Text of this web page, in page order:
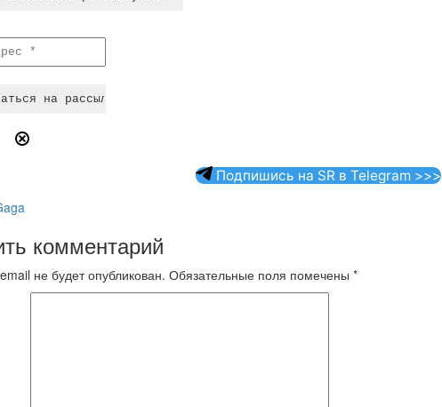
Подпишись на SR в Telegram >>>
комментарий
не будет опубликован. Обязательные поля помечены *